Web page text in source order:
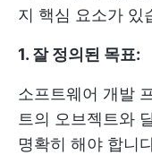
지 핵심 요소가 있
1. 잘 정의된 목표:
소프트웨어 개발
트의 오브젝트와
명확히 해야 합니